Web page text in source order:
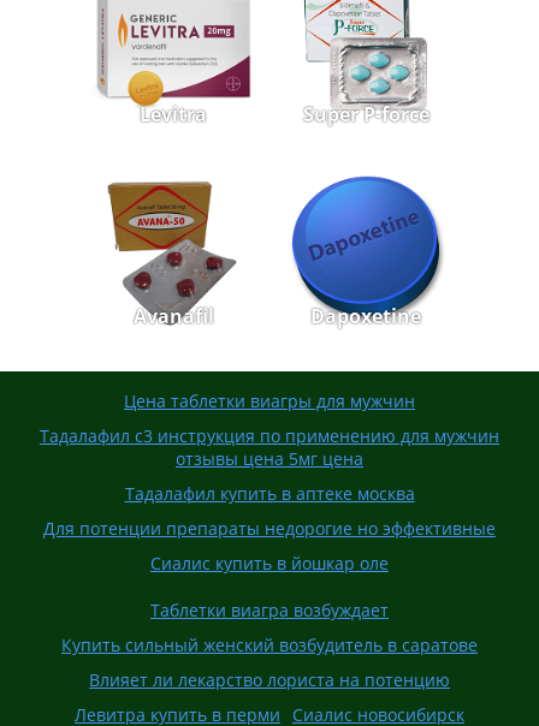
Levitra Super P-force
Avanafil Dapoxetine
Цена таблетки виагры для мужчин
Тадалафил с3 инструкция по применению для мужчин
отзывы цена 5мг цена
Тадалафил купить в аптеке москва
Для потенции препараты недорогие но эффективные
Сиалис купить в йошкар оле
Таблетки виагра возбуждает
Купить сильный женский возбудитель в саратове
Влияет ли лекарство лориста на потенцию
Левитра купить в перми Сиалис новосибирск